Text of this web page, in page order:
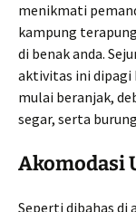
menikmati
kampung
di benak anda.
aktivitas ini dipagi
mulai beranjak,
segar, serta
Akomodasi
Seperti dibahas di